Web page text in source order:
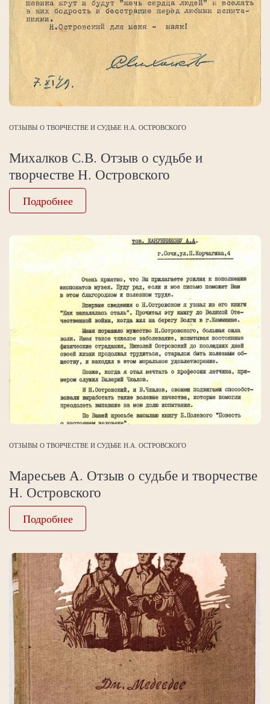
ОТЗЫВЫ О ТВОРЧЕСТВЕ И СУДЬБЕ Н.А. ОСТРОВСКОГО
Михалков С.В. Отзыв о судьбе и
творчестве Н. Островского
Подробнее
ОТЗЫВЫ О ТВОРЧЕСТВЕ И СУДЬБЕ Н.А. ОСТРОВСКОГО
Маресьев А. Отзыв о судьбе и творчестве
Н. Островского
Подробнее